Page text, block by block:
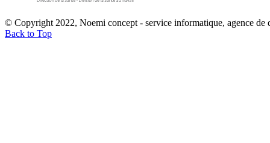
© Copyright 2022, Noemi concept - service informatique, agence
Back to Top